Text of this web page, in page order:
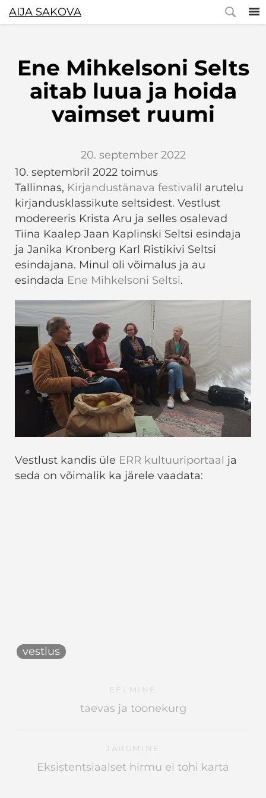
AIJA SAKOVA
Ene Mihkelsoni Selts
aitab luua ja hoida
vaimset ruumi
20. september 2022
10. septembril 2022 toimus
Tallinnas, Kirjandustänava festivalil arutelu
kirjandusklassikute seltsidest. Vestlust
modereeris Krista Aru ja selles osalevad
Tiina Kaalep Jaan Kaplinski Seltsi esindaja
ja Janika Kronberg Karl Ristikivi Seltsi
esindajana. Minul oli võimalus ja au
esindada Ene Mihkelsoni Seltsi.
Vestlust kandis üle ERR kultuuriportaal ja
seda on võimalik ka järele vaadata:
vestlus
EELMINE
taevas ja toonekurg
JÄRGMINE
Eksistentsiaalset hirmu ei tohi karta